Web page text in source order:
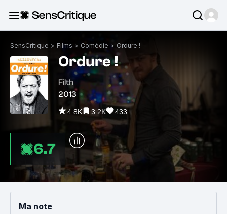
SensCritique > Films > Comédie > Ordure !
Ordure !
Filth
2013
4.8K 3.2K 433
6.7
Ma note